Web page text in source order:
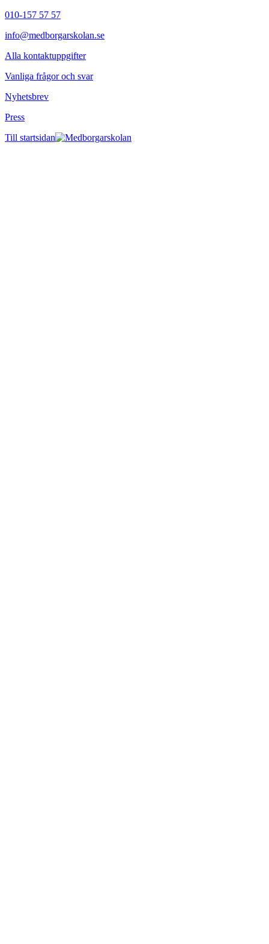
010-157 57 57
info@medborgarskolan.se
Alla kontaktuppgifter
Vanliga frågor och svar
Nyhetsbrev
Press
Till startsidan